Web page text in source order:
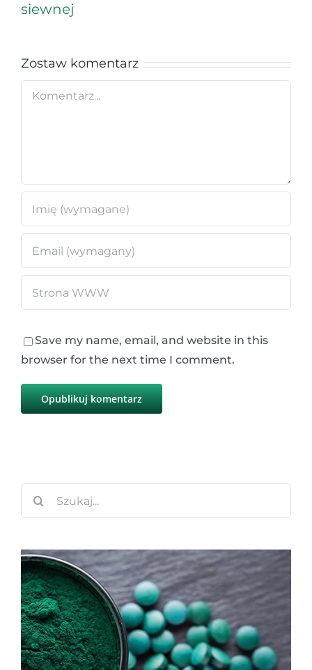
siewnej
Zostaw komentarz
Comment
Save my name, email, and website in this
browser for the next time I comment.